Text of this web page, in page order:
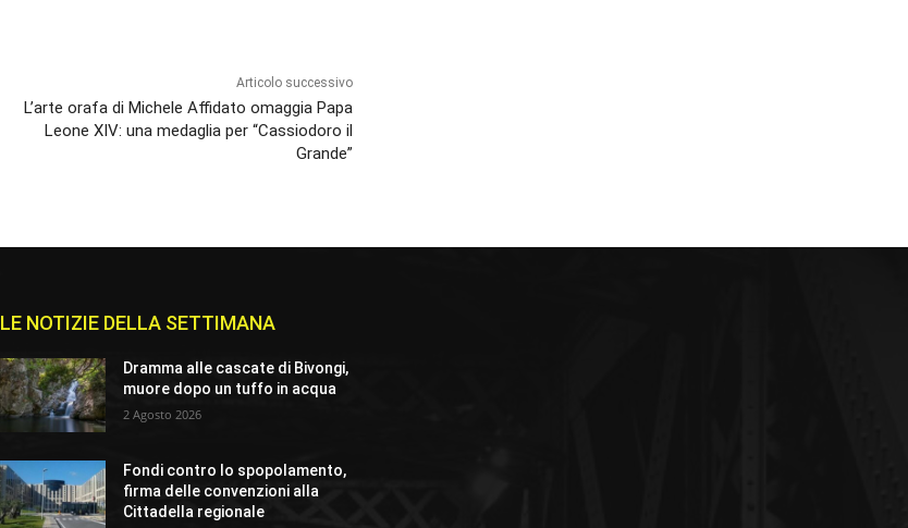
Articolo successivo
L’arte orafa di Michele Affidato omaggia Papa
Leone XIV: una medaglia per “Cassiodoro il
Grande”
LE NOTIZIE DELLA SETTIMANA
Dramma alle cascate di Bivongi,
muore dopo un tuffo in acqua
2 Agosto 2026
Fondi contro lo spopolamento,
firma delle convenzioni alla
Cittadella regionale